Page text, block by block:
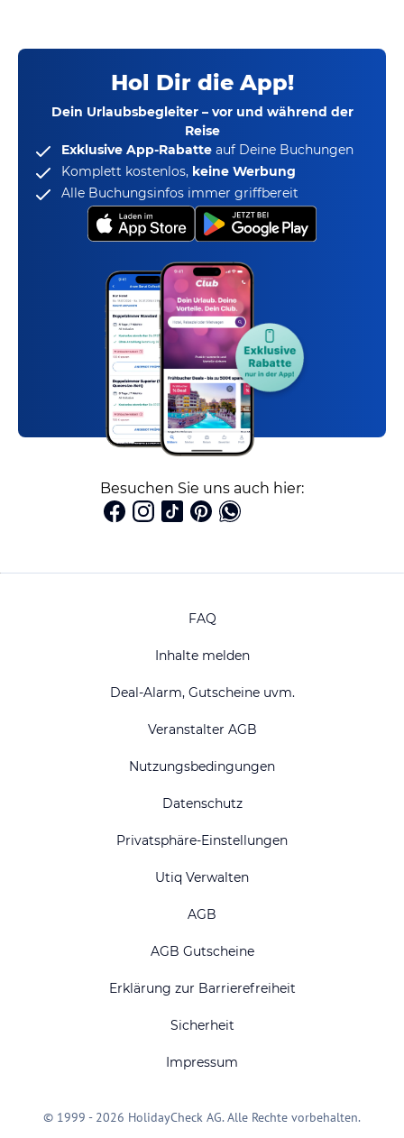
Hol Dir die App!
Dein Urlaubsbegleiter – vor und während der
Reise
Exklusive App-Rabatte auf Deine Buchungen
Komplett kostenlos, keine Werbung
Alle Buchungsinfos immer griffbereit
Besuchen Sie uns auch hier:
FAQ
Inhalte melden
Deal-Alarm, Gutscheine uvm.
Veranstalter AGB
Nutzungsbedingungen
Datenschutz
Privatsphäre-Einstellungen
Utiq Verwalten
AGB
AGB Gutscheine
Erklärung zur Barrierefreiheit
Sicherheit
Impressum
© 1999 - 2026 HolidayCheck AG. Alle Rechte vorbehalten.